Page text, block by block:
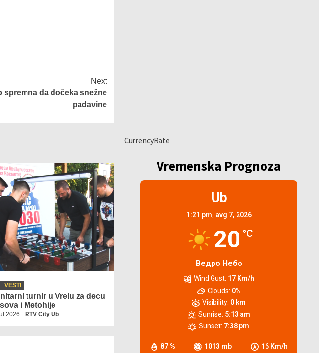
Next
spremna da dočeka snežne
padavine
VESTI
turnir u Vrelu za decu
i Metohije
2026. RTV City Ub
CurrencyRate
Vremenska Prognoza
Ub
1:21 pm, avg 7, 2026
20 °C
Ведро Небо
87 % 1013 mb 16 Km/h
Wind Gust: 17 Km/h
Clouds: 0%
Visibility: 0 km
Sunrise: 5:13 am
Sunset: 7:38 pm